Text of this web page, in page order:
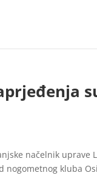
načelnik uprave
nogometnog kluba